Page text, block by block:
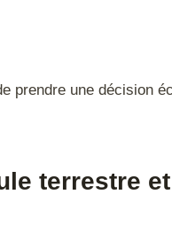
prendre une décision
terrestre